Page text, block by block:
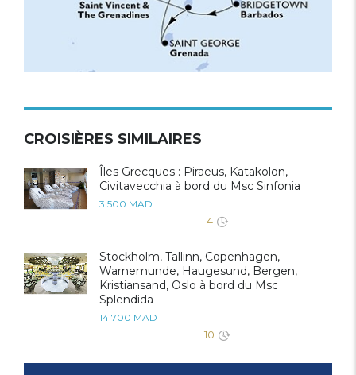
CROISIÈRES SIMILAIRES
Îles Grecques : Piraeus, Katakolon,
Civitavecchia à bord du Msc Sinfonia
3 500 MAD
4
Stockholm, Tallinn, Copenhagen,
Warnemunde, Haugesund, Bergen,
Kristiansand, Oslo à bord du Msc
Splendida
14 700 MAD
10